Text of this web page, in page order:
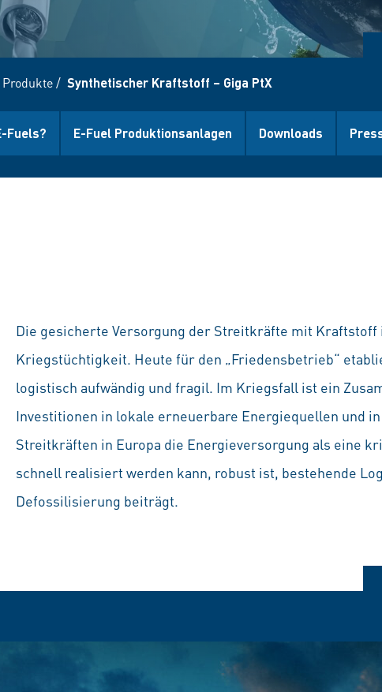
/ Synthetischer Kraftstoff – Giga PtX
Fuels? E-Fuel Produktionsanlagen Downloads
Die gesicherte Versorgung der Streitkräfte mit Kraftstoff
Kriegstüchtigkeit. Heute für den „Friedensbetrieb“
logistisch aufwändig und fragil. Im Kriegsfall ist ein
Investitionen in lokale erneuerbare Energiequellen und
Streitkräften in Europa die Energieversorgung als eine
schnell realisiert werden kann, robust ist, bestehende
Defossilisierung beiträgt.